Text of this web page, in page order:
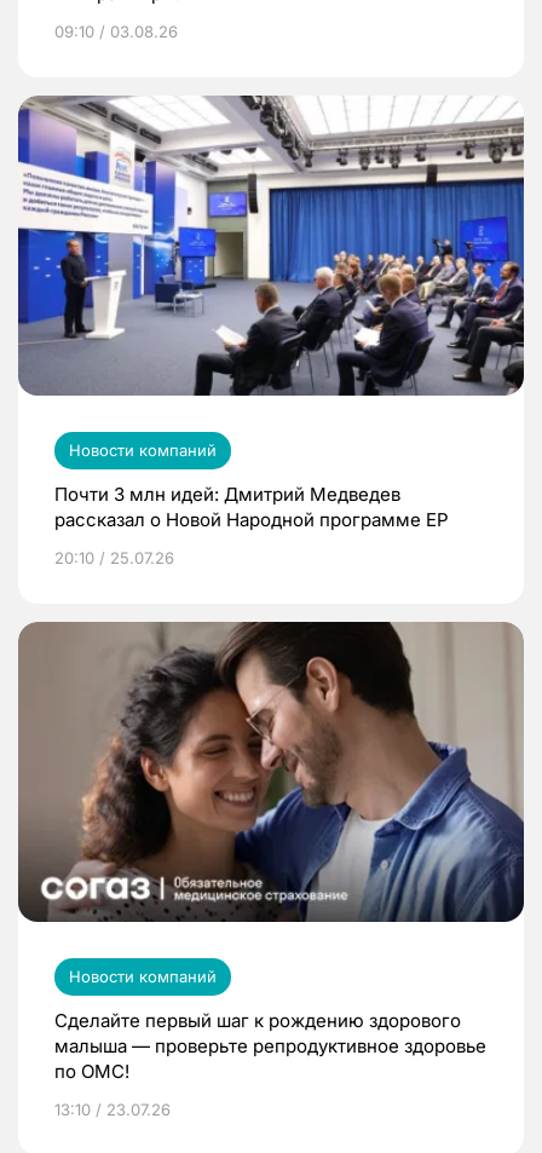
09:10 / 03.08.26
Новости компаний
Почти 3 млн идей: Дмитрий Медведев
рассказал о Новой Народной программе ЕР
20:10 / 25.07.26
Новости компаний
Сделайте первый шаг к рождению здорового
малыша — проверьте репродуктивное здоровье
по ОМС!
13:10 / 23.07.26